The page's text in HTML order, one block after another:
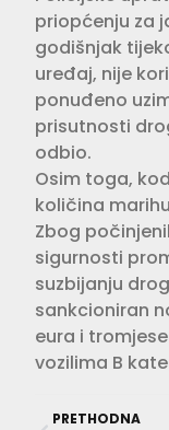
priopćenju za
godišnjak
uređaj, nije
ponuđeno
prisutnosti
odbio.
Osim toga,
količina
Zbog
sigurnosti
suzbijanju
sankcioniran
eura i
vozilima B
PRETHODNA